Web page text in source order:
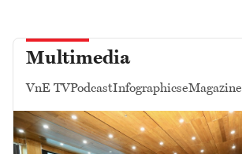
Multimedia
VnE TVPodcastInfographicseMagazine